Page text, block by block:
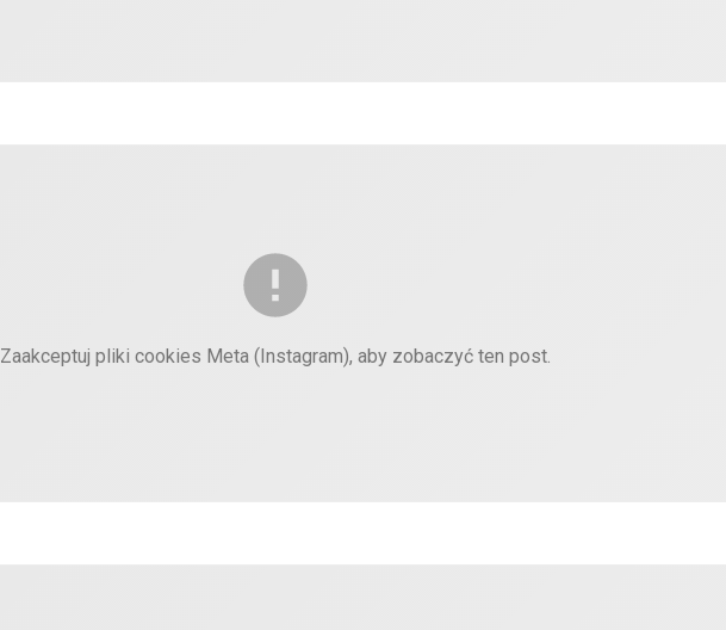
Zaakceptuj pliki cookies Meta (Instagram), aby zobaczyć ten post.